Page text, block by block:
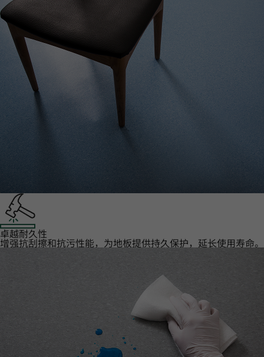
卓越耐久性‌
增强抗刮擦和抗污性能，为地板提供持久保护，延长使用寿命。